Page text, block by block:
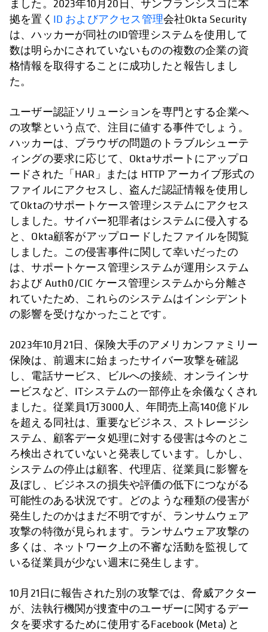
ました。2023年10月20日、サンフランシスコに本
拠を置く ID およびアクセス管理会社Okta Security
は、ハッカーが同社のID管理システムを使用して
数は明らかにされていないものの複数の企業の資
格情報を取得することに成功したと報告しまし
た。
ユーザー認証ソリューションを専門とする企業へ
の攻撃という点で、注目に値する事件でしょう。
ハッカーは、ブラウザの問題のトラブルシューテ
ィングの要求に応じて、Oktaサポートにアップロ
ードされた「HAR」または HTTP アーカイブ形式の
ファイルにアクセスし、盗んだ認証情報を使用し
てOktaのサポートケース管理システムにアクセス
しました。サイバー犯罪者はシステムに侵入する
と、Okta顧客がアップロードしたファイルを閲覧
しました。この侵害事件に関して幸いだったの
は、サポートケース管理システムが運用システム
および Auth0/CIC ケース管理システムから分離さ
れていたため、これらのシステムはインシデント
の影響を受けなかったことです。
2023年10月21日、保険大手のアメリカンファミリー
保険は、前週末に始まったサイバー攻撃を確認
し、電話サービス、ビルへの接続、オンラインサ
ービスなど、ITシステムの一部停止を余儀なくされ
ました。従業員1万3000人、年間売上高140億ドル
を超える同社は、重要なビジネス、ストレージシ
ステム、顧客データ処理に対する侵害は今のとこ
ろ検出されていないと発表しています。しかし、
システムの停止は顧客、代理店、従業員に影響を
及ぼし、ビジネスの損失や評価の低下につながる
可能性のある状況です。どのような種類の侵害が
発生したのかはまだ不明ですが、ランサムウェア
攻撃の特徴が見られます。ランサムウェア攻撃の
多くは、ネットワーク上の不審な活動を監視して
いる従業員が少ない週末に発生します。
10月21日に報告された別の攻撃では、脅威アクター
が、法執行機関が捜査中のユーザーに関するデー
タを要求するために使用するFacebook (Meta) と